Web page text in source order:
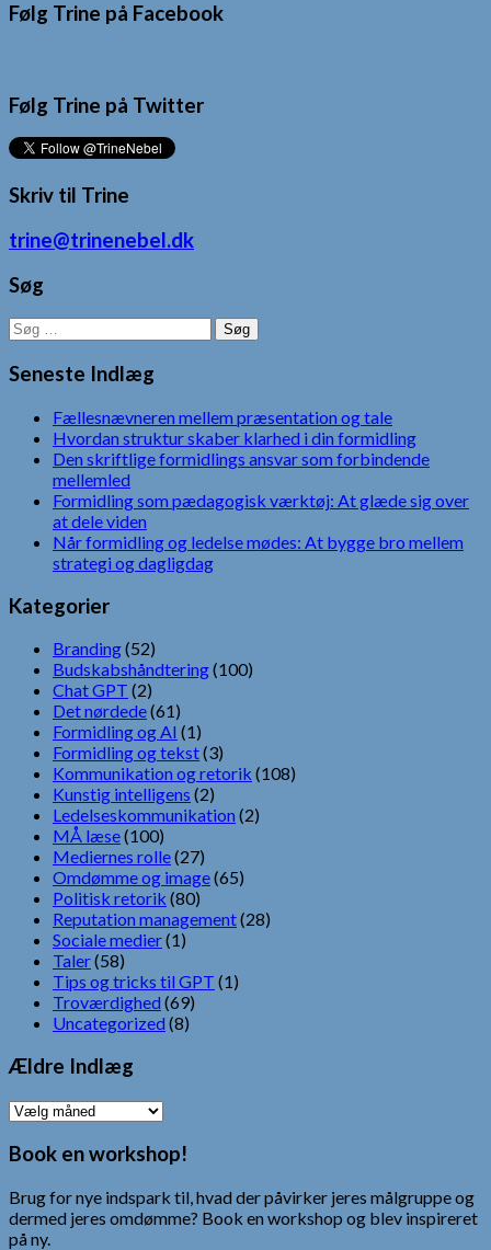
Følg Trine på Facebook
Følg Trine på Twitter
Skriv til Trine
trine@trinenebel.dk
Søg
Søg
efter:
Seneste Indlæg
Fællesnævneren mellem præsentation og tale
Hvordan struktur skaber klarhed i din formidling
Den skriftlige formidlings ansvar som forbindende
mellemled
Formidling som pædagogisk værktøj: At glæde sig over
at dele viden
Når formidling og ledelse mødes: At bygge bro mellem
strategi og dagligdag
Kategorier
Branding(52)
Budskabshåndtering(100)
Chat GPT (2)
Det nørdede(61)
Formidling og AI (1)
Formidling og tekst(3)
Kommunikation og retorik (108)
Kunstig intelligens (2)
Ledelseskommunikation (2)
MÅ læse(100)
Mediernes rolle(27)
Omdømme og image(65)
Politisk retorik (80)
Reputation management(28)
Sociale medier(1)
Taler(58)
Tips og tricks til GPT (1)
Troværdighed (69)
Uncategorized (8)
Ældre Indlæg
Ældre
Indlæg
Book en workshop!
Brug for nye indspark til, hvad der påvirker jeres målgruppe og
dermed jeres omdømme? Book en workshop og blev inspireret
på ny.